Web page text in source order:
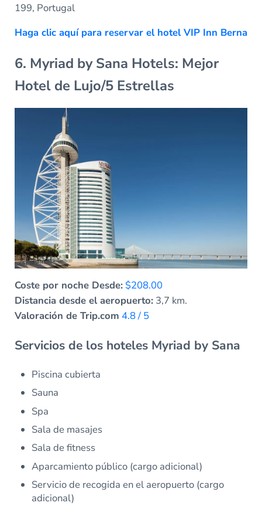
199, Portugal
Haga clic aquí para reservar el hotel VIP Inn Berna
6. Myriad by Sana Hotels: Mejor
Hotel de Lujo/5 Estrellas
Coste por noche Desde: $208.00
Distancia desde el aeropuerto:3,7 km.
Valoración de Trip.com 4.8 / 5
Servicios de los hoteles Myriad by Sana
Piscina cubierta
Sauna
Spa
Sala de masajes
Sala de fitness
Aparcamiento público (cargo adicional)
Servicio de recogida en el aeropuerto (cargo
adicional)